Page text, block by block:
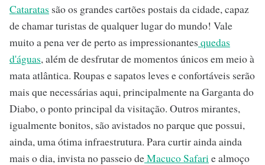
Cataratas são os grandes cartões postais da cidade, capaz
de chamar turistas de qualquer lugar do mundo! Vale
muito a pena ver de perto as impressionantes quedas
d'águas, além de desfrutar de momentos únicos em meio à
mata atlântica. Roupas e sapatos leves e confortáveis serão
mais que necessárias aqui, principalmente na Garganta do
Diabo, o ponto principal da visitação. Outros mirantes,
igualmente bonitos, são avistados no parque que possui,
ainda, uma ótima infraestrutura. Para curtir ainda ainda
mais o dia, invista no passeio deMacuco Safari e almoço